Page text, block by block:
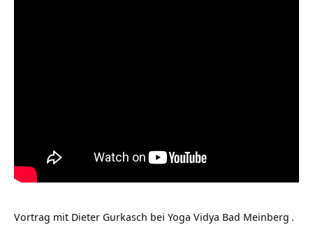
Vortrag mit Dieter Gurkasch bei Yoga Vidya Bad Meinberg .